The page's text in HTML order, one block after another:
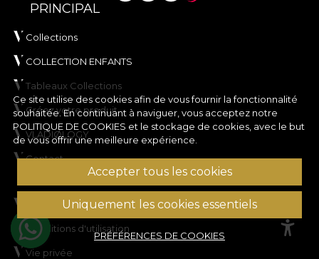
Ce site utilise des cookies afin de vous fournir la fonctionnalité
souhaitée. En continuant à naviguer, vous acceptez notre
POLITIQUE DE COOKIES et le stockage de cookies, avec le but
de vous offrir une meilleure expérience.
Accepter tous les cookies
Uniquement les cookies essentiels
PRÉFÉRENCES DE COOKIES
PRINCIPAL
Collections
COLLECTION ENFANTS
Tableaux Collections
Créez votre produit
VLADIØLOGY
Contact
A PROPOS DE NOUS
Formular retur
Conditions d'utilisation
Vie privée